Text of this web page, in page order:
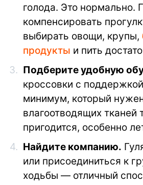
голода. Это нормально.
компенсировать
выбирать овощи, крупы,
продукты и пить
Подберите удобную
кроссовки с
минимум, который
влагоотводящих тканей
пригодится, особенно
Найдите компанию.
или присоединиться к
ходьбы — отличный